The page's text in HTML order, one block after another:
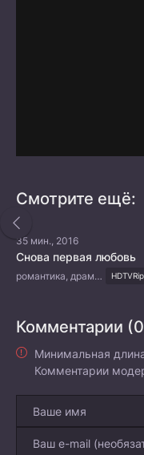
Смотрите ещё:
35 мин., 2016
Снова первая любовь
романтика, драма, семейный, мелодрама
Комментарии
Минимальная
Комментарии